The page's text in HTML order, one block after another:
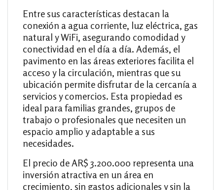
Entre sus características destacan la
conexión a agua corriente, luz eléctrica, gas
natural y WiFi, asegurando comodidad y
conectividad en el día a día. Además, el
pavimento en las áreas exteriores facilita el
acceso y la circulación, mientras que su
ubicación permite disfrutar de la cercanía a
servicios y comercios. Esta propiedad es
ideal para familias grandes, grupos de
trabajo o profesionales que necesiten un
espacio amplio y adaptable a sus
necesidades.
El precio de AR$ 3.200.000 representa una
inversión atractiva en un área en
crecimiento, sin gastos adicionales y sin la